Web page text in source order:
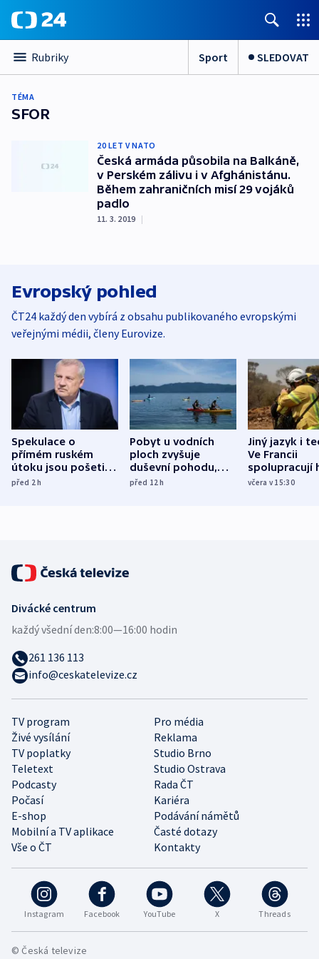
Rubriky Sport SLEDOVAT
TÉMA
SFOR
20 LET V NATO
Česká armáda působila na Balkáně,
v Perském zálivu i v Afghánistánu.
Během zahraničních misí 29 vojáků
padlo
11. 3. 2019 |
Evropský pohled
ČT24 každý den vybírá z obsahu publikovaného evropskými
veřejnými médii, členy Eurovize.
Spekulace o
přímém ruském
útoku jsou pošetilé,
míní estonský
před 2h
Pobyt u vodních
ploch zvyšuje
duševní pohodu,
ukázala
před 12h
Jiný jazyk i
Ve Francii
spolupracují
různých zemí
včera v 15:30
Instagram Facebook YouTube X Threads
TV program
Pro média
Živé vysílání
Reklama
TV poplatky
Studio Brno
Teletext
Studio Ostrava
Podcasty
Rada ČT
Počasí
Kariéra
E-shop
Podávání námětů
Mobilní a TV aplikace
Časté dotazy
Vše o ČT
Kontakty
Divácké centrum
každý všední den:8:00—16:00 hodin
261 136 113
info@ceskatelevize.cz
© Česká televize